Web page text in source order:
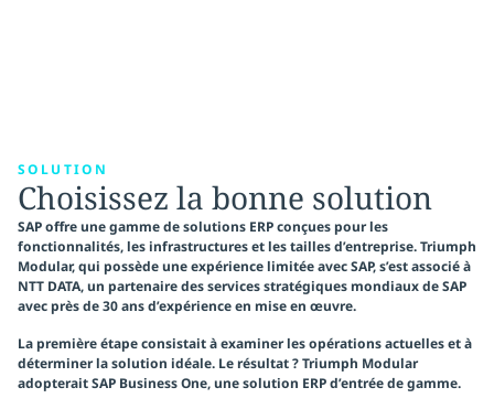
SOLUTION
Choisissez la bonne solution
SAP offre une gamme de solutions ERP conçues pour les
fonctionnalités, les infrastructures et les tailles d’entreprise. Triumph
Modular, qui possède une expérience limitée avec SAP, s’est associé à
NTT DATA, un partenaire des services stratégiques mondiaux de SAP
avec près de 30 ans d’expérience en mise en œuvre.
La première étape consistait à examiner les opérations actuelles et à
déterminer la solution idéale. Le résultat ? Triumph Modular
adopterait SAP Business One, une solution ERP d’entrée de gamme.